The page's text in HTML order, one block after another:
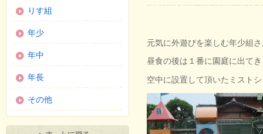
元気に外遊びを楽しむ年少組
昼食の後は１番に園庭に出て
空中に設置して頂いたミスト
りす組
年少
年中
年長
その他